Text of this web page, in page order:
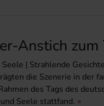
Anstich zum
| Strahlende
die Szenerie in der
des Tags des
Seele stattfand.